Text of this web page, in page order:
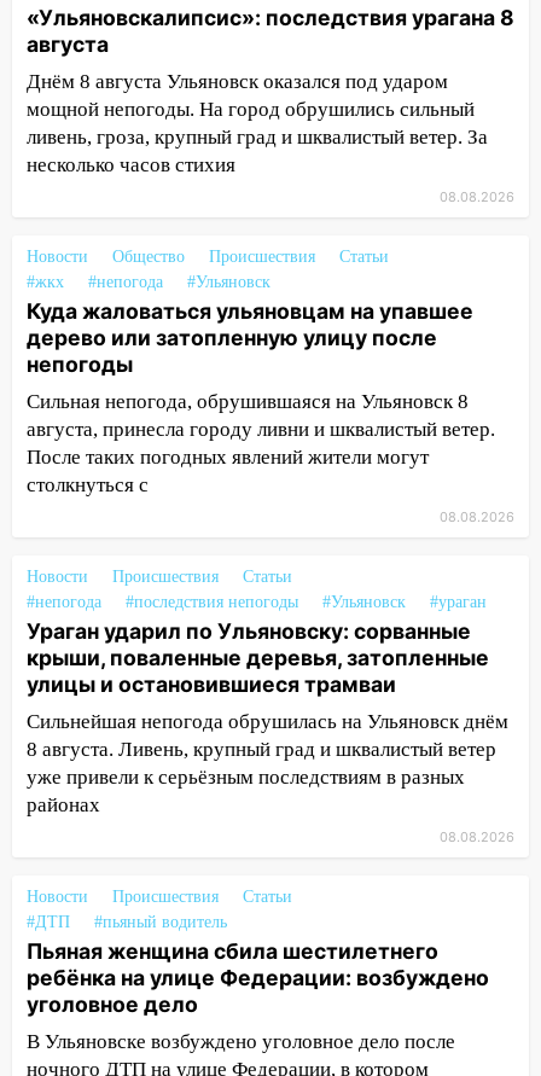
на улице Любови Шевцовой рухнул
светофор
14:14 Студента из Ульяновска обманули
мошенники под видом преподавателя
14:12 Куда жаловаться ульяновцам на
упавшее дерево или затопленную улицу
13:59
В Новом городе ураганным
ветром сорвало опалубку со
строящегося дома
13:54 В мэрии Ульяновска рассказали,
как устраняют последствия мощного
шторма
13:49
Стихия продолжает крушить
Ульяновск: дерево рухнуло на дом на
Орджоникидзе
ветром вырвало дерево с корнем
13:46
Сильный ветер сорвал крышу с
СТО на проспекте Созидателей
13:35 Непогода продолжает бить по
транспорту: в Ульяновске трамвай
сошёл с рельсов
13:22 Упавшие деревья перекрыли
дороги в Ульяновске: фото
сохранятся 9 августа
13:15 Трижды «брал в долг» без спроса:
житель Вешкаймского района похитил у
знакомого 191 тысячу рублей
13:14 Ураган оторвал светофор на
«Ульяновскалипсис»: последствия урагана 8
августа
Днём 8 августа Ульяновск оказался под ударом
мощной непогоды. На город обрушились сильный
ливень, гроза, крупный град и шквалистый ветер. За
несколько часов стихия
08.08.2026
Новости Общество Происшествия
Статьи
#жкх
#непогода #Ульяновск
Куда жаловаться ульяновцам на упавшее
дерево или затопленную улицу после
непогоды
Сильная непогода, обрушившаяся на Ульяновск 8
августа, принесла городу ливни и шквалистый ветер.
После таких погодных явлений жители могут
столкнуться с
08.08.2026
Новости Происшествия
Статьи
#непогода
#последствия непогоды #Ульяновск #ураган
Ураган ударил по Ульяновску: сорванные
крыши, поваленные деревья, затопленные
улицы и остановившиеся трамваи
Сильнейшая непогода обрушилась на Ульяновск днём
8 августа. Ливень, крупный град и шквалистый ветер
уже привели к серьёзным последствиям в разных
районах
08.08.2026
Новости Происшествия
Статьи
#ДТП
#пьяный водитель
Пьяная женщина сбила шестилетнего
ребёнка на улице Федерации: возбуждено
уголовное дело
В Ульяновске возбуждено уголовное дело после
ночного ДТП на улице Федерации, в котором